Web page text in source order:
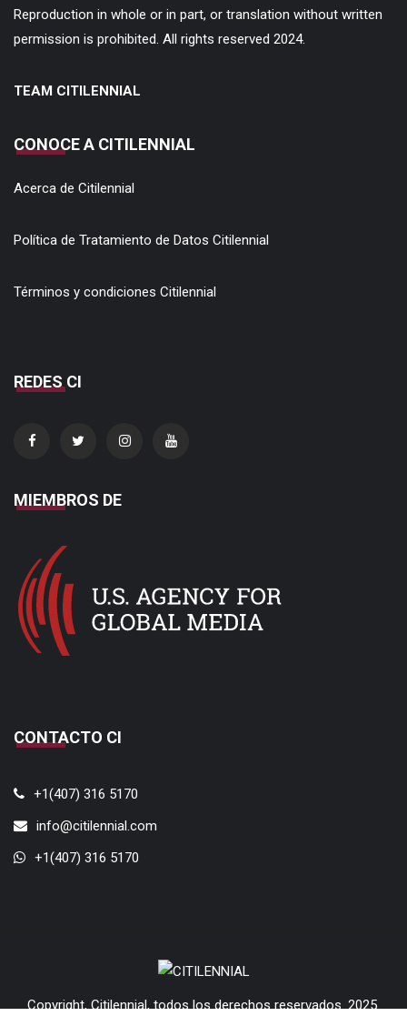
Reproduction in whole or in part, or translation without written
permission is prohibited. All rights reserved 2024.
TEAM CITILENNIAL
CONOCE A CITILENNIAL
Acerca de Citilennial
Política de Tratamiento de Datos Citilennial
Términos y condiciones Citilennial
REDES CI
MIEMBROS DE
CONTACTO CI
+1(407) 316 5170
info@citilennial.com
+1(407) 316 5170
Copyright, Citilennial, todos los derechos reservados. 2025.